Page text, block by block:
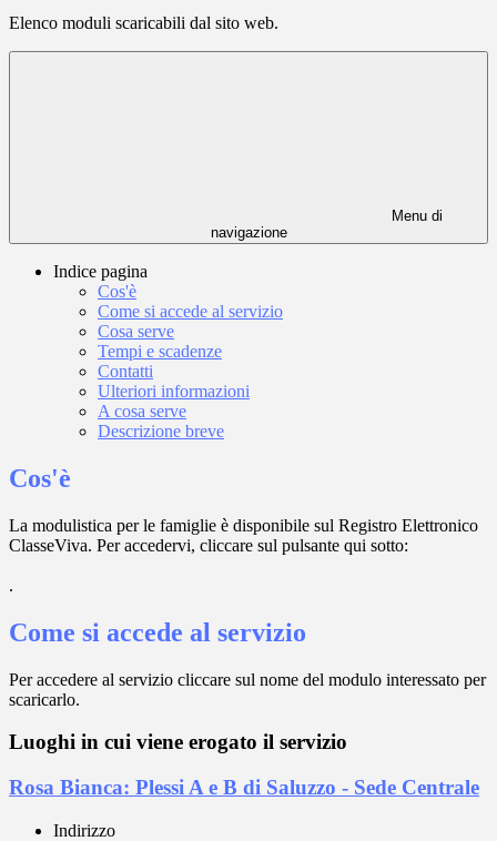
Elenco moduli scaricabili dal sito web.
Menu di
navigazione
Indice pagina
Cos'è
Come si accede al servizio
Cosa serve
Tempi e scadenze
Contatti
Ulteriori informazioni
A cosa serve
Descrizione breve
Cos'è
La modulistica per le famiglie è disponibile sul Registro Elettronico
ClasseViva. Per accedervi, cliccare sul pulsante qui sotto:
.
Come si accede al servizio
Per accedere al servizio cliccare sul nome del modulo interessato per
scaricarlo.
Luoghi in cui viene erogato il servizio
Rosa Bianca: Plessi A e B di Saluzzo - Sede Centrale
Indirizzo